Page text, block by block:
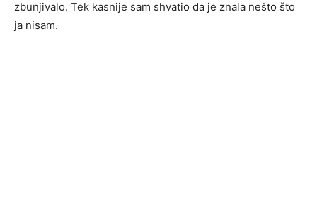
zbunjivalo. Tek kasnije sam shvatio da je znala nešto što
ja nisam.